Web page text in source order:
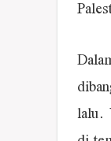
lalu.